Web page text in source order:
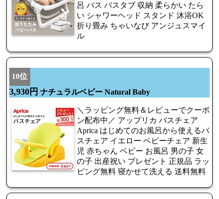
呂 バス バスタブ 収納 柔らかい たら
い シャワーヘッド スタンド 沐浴OK
折り畳み ちゃいなび アンジュスマイ
ル
10位
3,930円 ナチュラルベビー Natural Baby
＼ラッピング無料＆レビューでクーポ
ン配布中／ アップリカ バスチェア
Aprica はじめてのお風呂から使えるバ
スチェア イエロー ベビーチェア 新生
児 赤ちゃん ベビー お風呂 男の子 女
の子 出産祝い プレゼント 正規品 ラッ
ピング無料 寝かせて洗える 送料無料